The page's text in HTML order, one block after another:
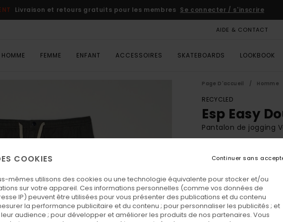
Livraison et retours gratuits pour les membres Se connecter / s'inscrire
AIDE & CONTACT
HOMME FEMME ENFANT ACCESSOIRES SKATEBOARDS LOOKBOOK
Page D'accueil Homme
RECYCLED
Esp Easy
Pantalon de jogging
130,00 €
CouleurClimbing Ivy
COOKIES
mêmes utilisons des cookies ou une technologie équivalente pour stocker et/ou
sur votre appareil. Ces informations personnelles (comme vos données de
IP) peuvent être utilisées pour vous présenter des publications et du contenu
la performance publicitaire et du contenu ; pour personnaliser les publicités ; et
audience ; pour développer et améliorer les produits de nos partenaires. Vous
Continuer sans